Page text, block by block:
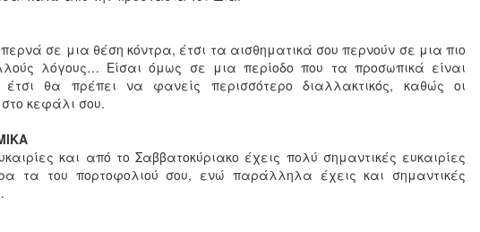
σε μια θέση κόντρα, έτσι τα αισθηματικά σου περνούν σε μια πιο
λόγους… Είσαι όμως σε μια περίοδο που τα προσωπικά είναι
έτσι θα πρέπει να φανείς περισσότερο διαλλακτικός, καθώς οι
κεφάλι σου.
και από το Σαββατοκύριακο έχεις πολύ σημαντικές ευκαιρίες
τα του πορτοφολιού σου, ενώ παράλληλα έχεις και σημαντικές